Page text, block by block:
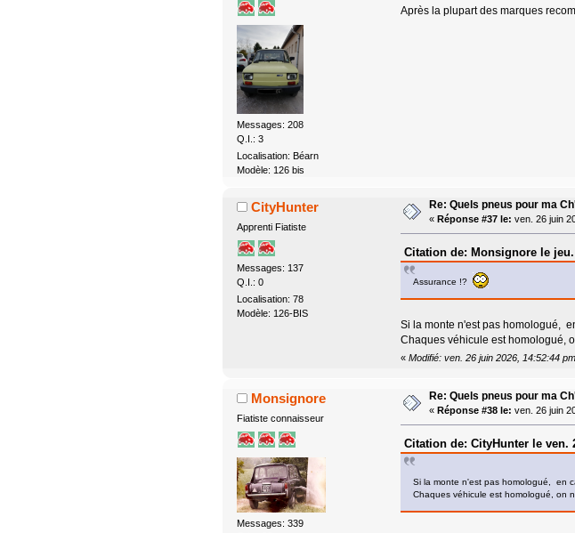
Messages: 208
Q.I.: 3
Localisation: Béarn
Modèle: 126 bis
Après la plupart des marques
CityHunter
Apprenti Fiatiste
Messages: 137
Q.I.: 0
Localisation: 78
Modèle: 126-BIS
Re: Quels pneus pour ma
« Réponse #37 le: ven. 26 juin
Citation de: Monsignore le
Assurance !?
Si la monte n'est pas homologué,
Chaques véhicule est homologué,
« Modifié: ven. 26 juin 2026, 14:52:44
Monsignore
Fiatiste connaisseur
Messages: 339
Re: Quels pneus pour ma
« Réponse #38 le: ven. 26 juin
Citation de: CityHunter le ven.
Si la monte n'est pas homologué, en
Chaques véhicule est homologué, on